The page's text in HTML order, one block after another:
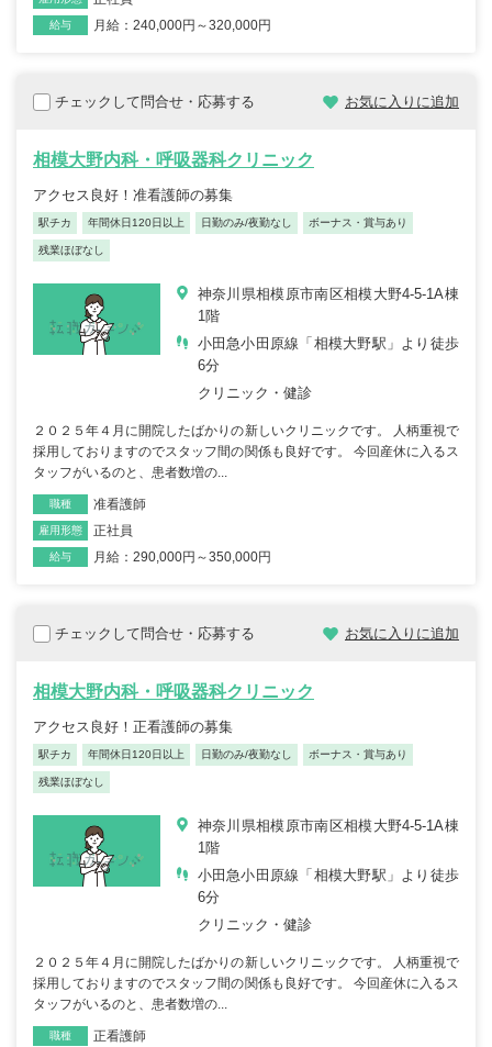
給与 月給：240,000円～320,000円
チェックして問合せ・応募する お気に入りに追加
相模大野内科・呼吸器科クリニック
アクセス良好！准看護師の募集
駅チカ 年間休日120日以上 日勤のみ/夜勤なし ボーナス・賞与あり
残業ほぼなし
神奈川県相模原市南区相模大野4-5-1A棟
1階
小田急小田原線「相模大野駅」より徒歩
6分
クリニック・健診
２０２５年４月に開院したばかりの新しいクリニックです。 人柄重視で
採用しておりますのでスタッフ間の関係も良好です。 今回産休に入るス
タッフがいるのと、患者数増の...
職種 准看護師
雇用形態 正社員
給与 月給：290,000円～350,000円
チェックして問合せ・応募する お気に入りに追加
相模大野内科・呼吸器科クリニック
アクセス良好！正看護師の募集
駅チカ 年間休日120日以上 日勤のみ/夜勤なし ボーナス・賞与あり
残業ほぼなし
神奈川県相模原市南区相模大野4-5-1A棟
1階
小田急小田原線「相模大野駅」より徒歩
6分
クリニック・健診
２０２５年４月に開院したばかりの新しいクリニックです。 人柄重視で
採用しておりますのでスタッフ間の関係も良好です。 今回産休に入るス
タッフがいるのと、患者数増の...
職種 正看護師